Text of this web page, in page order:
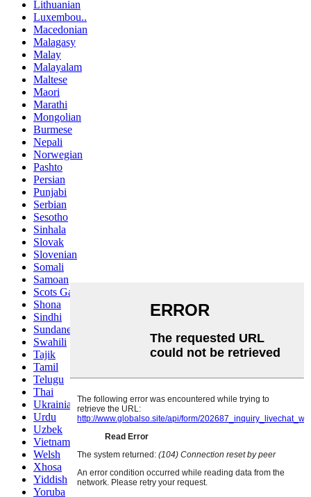
Lithuanian
Luxembou..
Macedonian
Malagasy
Malay
Malayalam
Maltese
Maori
Marathi
Mongolian
Burmese
Nepali
Norwegian
Pashto
Persian
Punjabi
Serbian
Sesotho
Sinhala
Slovak
Slovenian
Somali
Samoan
Scots Gaelic
Shona
Sindhi
Sundanese
Swahili
Tajik
Tamil
Telugu
Thai
Ukrainian
Urdu
Uzbek
Vietnamese
Welsh
Xhosa
Yiddish
Yoruba